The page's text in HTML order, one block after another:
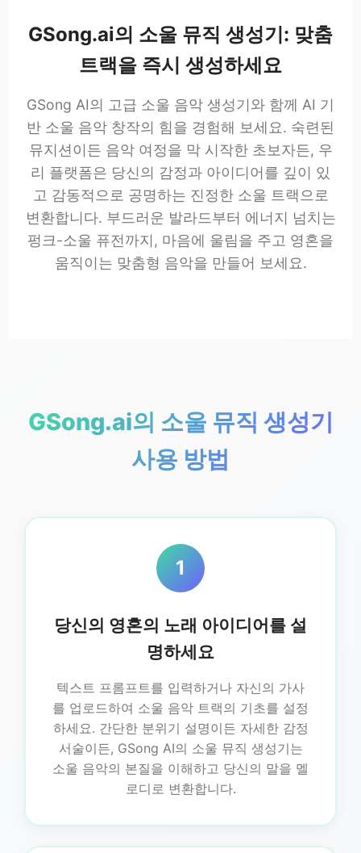
GSong.ai의 소울 뮤직 생성기: 맞춤
트랙을 즉시 생성하세요
GSong AI의 고급 소울 음악 생성기와 함께 AI 기
반 소울 음악 창작의 힘을 경험해 보세요. 숙련된
뮤지션이든 음악 여정을 막 시작한 초보자든, 우
리 플랫폼은 당신의 감정과 아이디어를 깊이 있
고 감동적으로 공명하는 진정한 소울 트랙으로
변환합니다. 부드러운 발라드부터 에너지 넘치는
펑크-소울 퓨전까지, 마음에 울림을 주고 영혼을
움직이는 맞춤형 음악을 만들어 보세요.
GSong.ai의 소울 뮤직 생성기
사용 방법
1
당신의 영혼의 노래 아이디어를 설
명하세요
텍스트 프롬프트를 입력하거나 자신의 가사
를 업로드하여 소울 음악 트랙의 기초를 설정
하세요. 간단한 분위기 설명이든 자세한 감정
서술이든, GSong AI의 소울 뮤직 생성기는
소울 음악의 본질을 이해하고 당신의 말을 멜
로디로 변환합니다.